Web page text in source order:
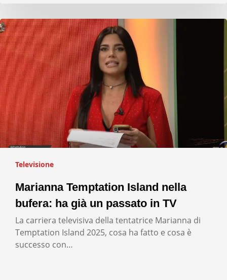
Televisione
Marianna Temptation Island nella
bufera: ha già un passato in TV
La carriera televisiva della tentatrice Marianna di
Temptation Island 2025, cosa ha fatto e cosa è
successo con…